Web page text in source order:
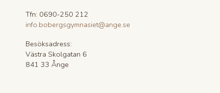
Tfn: 0690-250 212
info.bobergsgymnasiet@ange.se
Besöksadress:
Västra Skolgatan 6
841 33 Ånge